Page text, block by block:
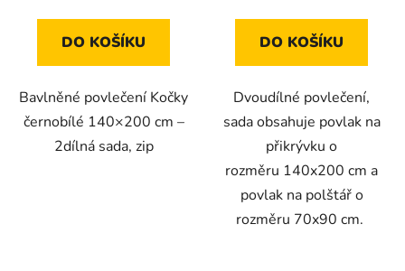
DO KOŠÍKU
Bavlněné povlečení Kočky
černobílé 140×200 cm –
2dílná sada, zip
DO KOŠÍKU
Dvoudílné povlečení,
sada obsahuje povlak na
přikrývku o
rozměru 140x200 cm a
povlak na polštář o
rozměru 70x90 cm.